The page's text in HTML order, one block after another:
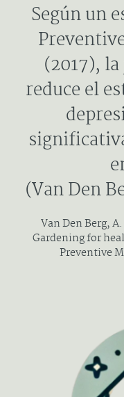
Según un
(2017),
reduce el
(Van Den
Van Den Berg,
Gardening for
Preventive